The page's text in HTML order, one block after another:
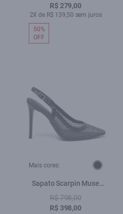
R$ 279,00
2X de R$ 139,50 sem juros
Mais cores:
Sapato Scarpin Muse
Preto
R$ 798,00
R$ 398,00
50%
OFF